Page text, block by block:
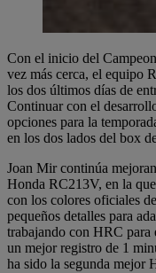
Con el inicio del
vez más cerca, el equipo
los dos últimos días de
Continuar con el
opciones para la
en los dos lados del box
Joan Mir continúa
Honda RC213V, en la
con los colores oficiales
pequeños detalles para
trabajando con HRC para
un mejor registro de 1
ha sido la segunda mejor